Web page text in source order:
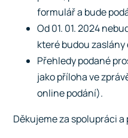
formulář a bude
Od 01. 01. 2024
které budou zaslány
Přehledy podané
jako příloha ve
online podání).
Děkujeme za spolupráci